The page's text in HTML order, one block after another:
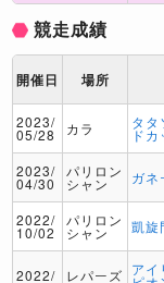
競走成績
開催日 場所
2023/
05/28 カラ タタ
ドカ
2023/
04/30
パリロン
シャン ガネ
2022/
10/02
パリロン
シャン 凱旋
2022/ レパーズ アイ